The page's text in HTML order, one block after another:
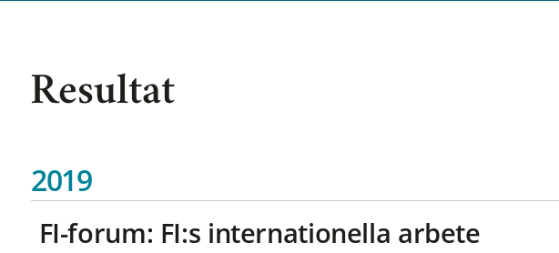
Resultat
2019
FI-forum: FI:s internationella arbete